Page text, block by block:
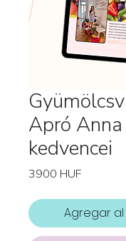
Apró Anna
kedvencei
3900 HUFPrecio
Agregar